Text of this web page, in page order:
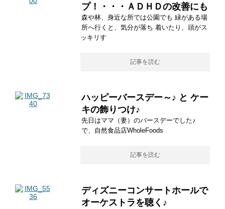
プ！・・・ＡＤＨＤの改善にも
森や林、身近な所では公園でも 緑がある場
所へ行くと、気分が落ち 着いたり、頭がス
ッキリす
記事を読む
ハッピーバースデー～♪ と ケー
キの飾りつけ♪
先日はママ（妻）のバースデーでした♪
で、自然食品店WholeFoods
記事を読む
ディズニーコンサートホールで
オーケストラを聴く♪